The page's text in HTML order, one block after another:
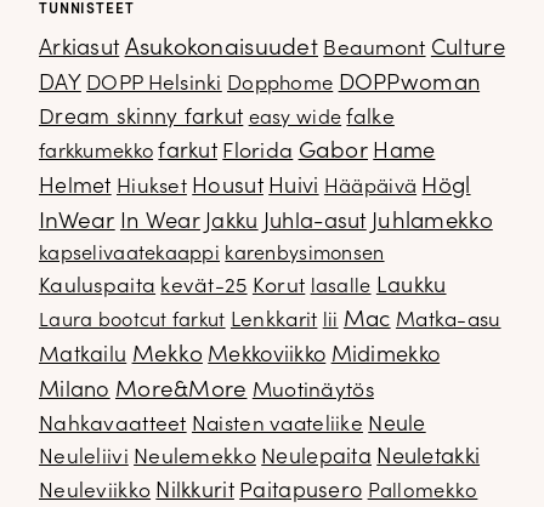
TUNNISTEET
Arkiasut Asukokonaisuudet Beaumont Culture
DAY DOPP Helsinki Dopphome DOPPwoman
Dream skinny farkut easy wide falke
farkkumekko farkut Florida Gabor Hame
Helmet Hiukset Housut Huivi Hääpäivä Högl
InWear In Wear Jakku Juhla-asut Juhlamekko
kapselivaatekaappi karenbysimonsen
Kauluspaita kevät-25 Korut lasalle Laukku
Laura bootcut farkut Lenkkarit lii Mac Matka-asu
Matkailu Mekko Mekkoviikko Midimekko
Milano More&More Muotinäytös
Nahkavaatteet Naisten vaateliike Neule
Neuleliivi Neulemekko Neulepaita Neuletakki
Neuleviikko Nilkkurit Paitapusero Pallomekko